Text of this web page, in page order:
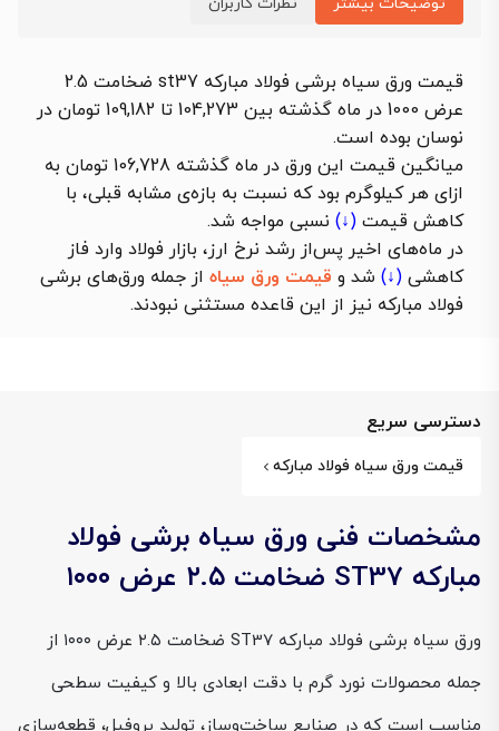
قیمت ورق سیاه برشی فولاد مبارکه st37 ضخامت 2.5
عرض 1000 در ماه گذشته بین 104,273 تا 109,182 تومان در
نوسان بوده است.
میانگین قیمت این ورق در ماه گذشته 106,728 تومان به
ازای هر کیلوگرم بود که نسبت به بازه‌ی مشابه قبلی، با
کاهش قیمت (↓) نسبی مواجه شد.
در ماه‌های اخیر پس‌از رشد نرخ ارز، بازار فولاد وارد فاز
کاهشی (↓) شد و قیمت ورق سیاه از جمله ورق‌های برشی
فولاد مبارکه نیز از این قاعده مستثنی نبودند.
دسترسی سریع
قیمت ورق سیاه فولاد مبارکه
مشخصات فنی ورق سیاه برشی فولاد
مبارکه ST37 ضخامت ۲.۵ عرض ۱۰۰۰
ورق سیاه برشی فولاد مبارکه ST37 ضخامت ۲.۵ عرض ۱۰۰۰ از
جمله محصولات نورد گرم با دقت ابعادی بالا و کیفیت سطحی
مناسب است که در صنایع ساخت‌وساز، تولید پروفیل، قطعه‌سازی